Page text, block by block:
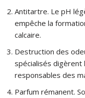
Antitartre. Le pH
empêche la
calcaire.
Destruction des
spécialisés digèrent
responsables des
Parfum rémanent.